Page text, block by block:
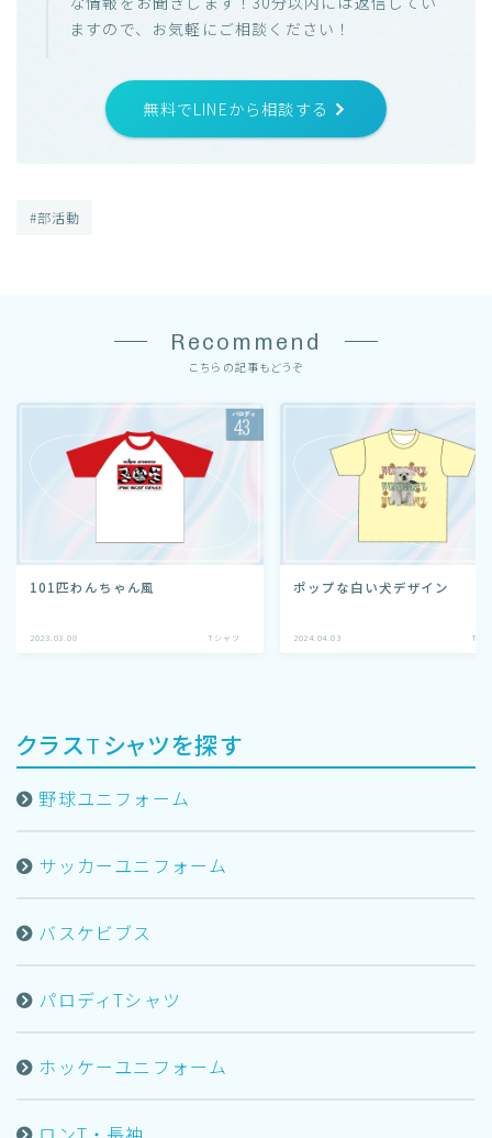
ますので、お気軽にご相談ください！
無料でLINEから相談する
#部活動
Recommend
こちらの記事もどうぞ
101匹わんちゃん️風
2023.03.08 Tシャツ
ポップな白い犬デザイン
2024.04.03 Tシ
クラスTシャツを探す
野球ユニフォーム
サッカーユニフォーム
バスケビブス
パロディTシャツ
ホッケーユニフォーム